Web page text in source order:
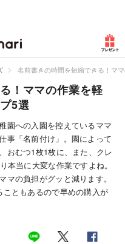
名前書きの時間を短縮できる！マ
！ママの作業を軽
5選
園への入園を控えているママ
事「名前付け」。園によって
おむつ1枚1枚に、また、クレ
本当に大変な作業ですよね。
の負担がグッと減ります。
ともあるので早めの購入が